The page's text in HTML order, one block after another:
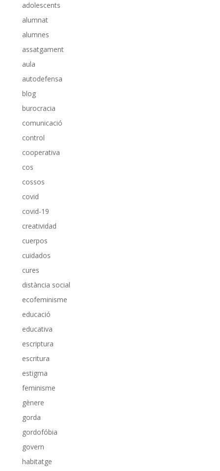
adolescents
alumnat
alumnes
assatgament
aula
autodefensa
blog
burocracia
comunicació
control
cooperativa
cos
cossos
covid
covid-19
creatividad
cuerpos
cuidados
cures
distància social
ecofeminisme
educació
educativa
escriptura
escritura
estigma
feminisme
gènere
gorda
gordofóbia
govern
habitatge